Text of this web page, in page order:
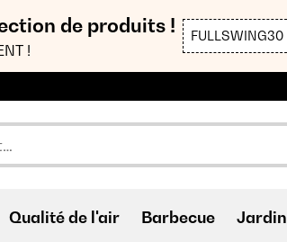
de produits !
!
FULLSWING30
Qualité de l'air Barbecue Jardin